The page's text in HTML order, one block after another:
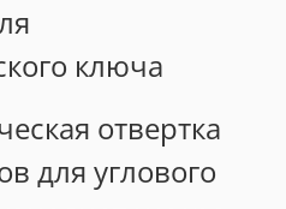
ключа
отвертка
для углового